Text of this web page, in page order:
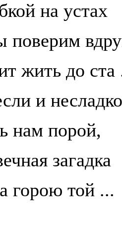
на устах
поверим
жить до ста
и несладко
нам порой,
загадка
горою той ...